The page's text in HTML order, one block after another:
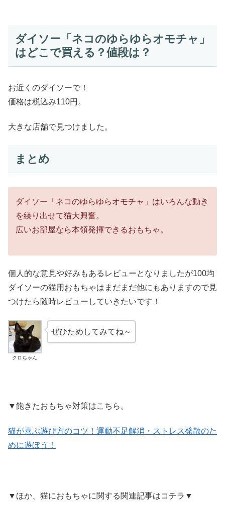
ダイソー「ネコのゆらゆらオモチャ」
はどこで買える？値段は？
お近くのダイソーで！
価格は税込み110円。
大きな店舗で見つけました。
まとめ
ダイソー「ネコのゆらゆらオモチャ」はいろんな動き
を繰り出せて猫大興奮。
広いお部屋なら本領発揮できるおもちゃ。
個人的な意見や好みもあるレビューとなりましたが100均
ダイソーの猫用おもちゃはまだまだ他にもありますので見
つけたら随時レビューしていきたいです！
クロちゃん
ぜひためしてみてね～
▼飽きたおもちゃ対策はこちら。
猫が喜ぶ遊び方のコツ！運動不足解消・ストレス発散のた
めに遊ぼう！
▼ほか、猫におもちゃに関する関連記事はコチラ▼